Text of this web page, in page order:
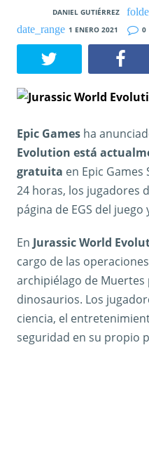
DANIEL GUTIÉRREZ
1 ENERO 2021
0
Epic Games ha
Evolution está
gratuita en Epic
24 horas, los jugadores
página de EGS del
En Jurassic World
cargo de las
archipiélago de Muertes
dinosaurios. Los
ciencia, el
seguridad en su propio